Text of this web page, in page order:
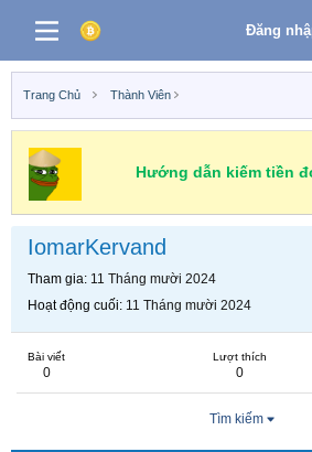
Đăng
Trang Chủ Thành Viên
Hướng dẫn kiếm tiền
IomarKervand
Tham gia 11 Tháng mười 2024
Hoạt động cuối 11 Tháng mười 2024
Bài viết
0
Lượt thích
0
Tìm kiếm